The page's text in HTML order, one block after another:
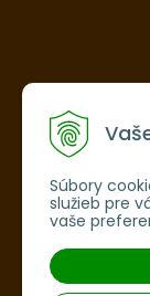
Súbory
služieb pre
vaše